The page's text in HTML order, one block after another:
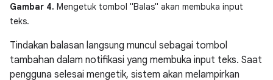
Gambar 4. Mengetuk tombol "Balas" akan membuka input
teks.
Tindakan balasan langsung muncul sebagai tombol
tambahan dalam notifikasi yang membuka input teks. Saat
pengguna selesai mengetik, sistem akan melampirkan